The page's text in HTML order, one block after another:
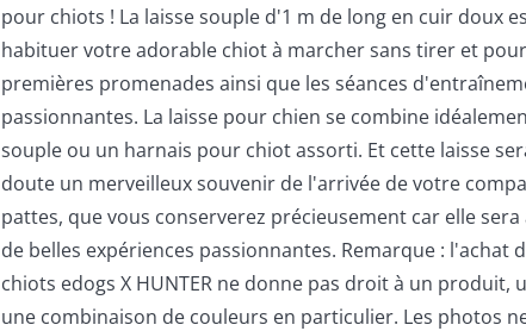
pour chiots ! La laisse souple d'1 m de long en cuir doux
habituer votre adorable chiot à marcher sans tirer et
premières promenades ainsi que les séances
passionnantes. La laisse pour chien se combine
souple ou un harnais pour chiot assorti. Et cette laisse
doute un merveilleux souvenir de l'arrivée de votre
pattes, que vous conserverez précieusement car elle
de belles expériences passionnantes. Remarque : l'achat
chiots edogs X HUNTER ne donne pas droit à un produit,
une combinaison de couleurs en particulier. Les photos